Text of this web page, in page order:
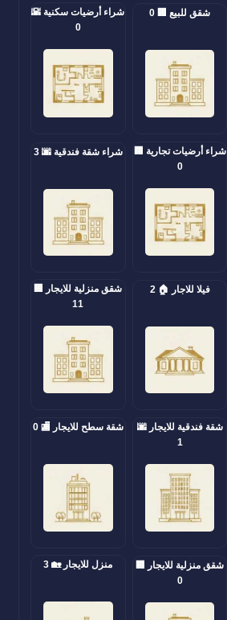
شراء أرضيات سكنية 🌇
0
شقق للبيع 🏢 0
شراء شقة فندقية 🌆 3
شراء أرضيات تجارية 🏢
0
شقق منزلية للايجار 🏢
11
فيلا للاجار 🏠 2
شقة سطح للايجار 🏬 0
شقة فندقية للايجار 🌆
1
منزل للايجار 🏡 3
شقق منزلية للايجار 🏢
0